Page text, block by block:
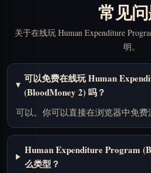
常见
关于在线玩 Human Expenditure
明。
可以免费在线玩 Human
(BloodMoney 2) 吗？
可以。你可以直接在浏览器中免费
Human Expenditure Program
么类型？